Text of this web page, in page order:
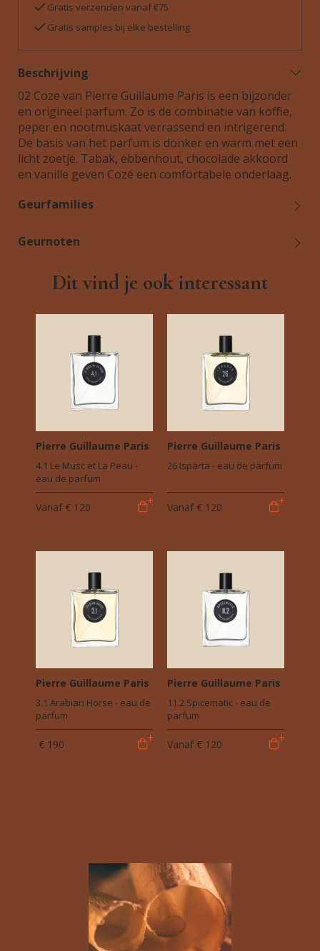
Gratis verzenden vanaf €75
Gratis samples bij elke bestelling
Beschrijving
02 Coze van Pierre Guillaume Paris is een bijzonder
en origineel parfum. Zo is de combinatie van koffie,
peper en nootmuskaat verrassend en intrigerend.
De basis van het parfum is donker en warm met een
licht zoetje. Tabak, ebbenhout, chocolade akkoord
en vanille geven Cozé een comfortabele onderlaag.
Geurfamilies
Geurnoten
Dit vind je ook interessant
Pierre Guillaume Paris
4.1 Le Musc et La Peau -
eau de parfum
Vanaf € 120
Pierre Guillaume Paris
26 Isparta - eau de parfum
Vanaf € 120
Pierre Guillaume Paris
3.1 Arabian Horse - eau de
parfum
€ 190
Pierre Guillaume Paris
11.2 Spicematic - eau de
parfum
Vanaf € 120